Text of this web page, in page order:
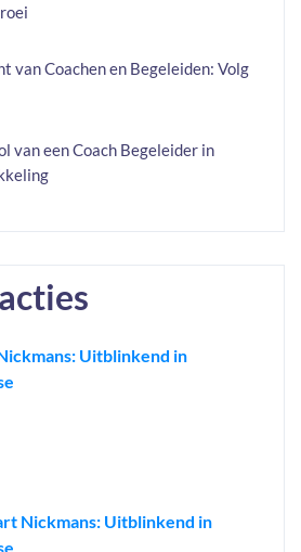
van Coachen en Begeleiden: Volg
van een Coach Begeleider in
Uitblinkend in
Nickmans: Uitblinkend in